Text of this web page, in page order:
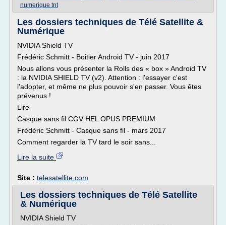
numerique tnt
Les dossiers techniques de Télé Satellite &
Numérique
NVIDIA Shield TV
Frédéric Schmitt - Boitier Android TV - juin 2017
Nous allons vous présenter la Rolls des « box » Android TV
: la NVIDIA SHIELD TV (v2). Attention : l'essayer c'est
l'adopter, et même ne plus pouvoir s'en passer. Vous êtes
prévenus !
Lire
Casque sans fil CGV HEL OPUS PREMIUM
Frédéric Schmitt - Casque sans fil - mars 2017
Comment regarder la TV tard le soir sans...
Lire la suite
Site : telesatellite.com
Les dossiers techniques de Télé Satellite
& Numérique
NVIDIA Shield TV